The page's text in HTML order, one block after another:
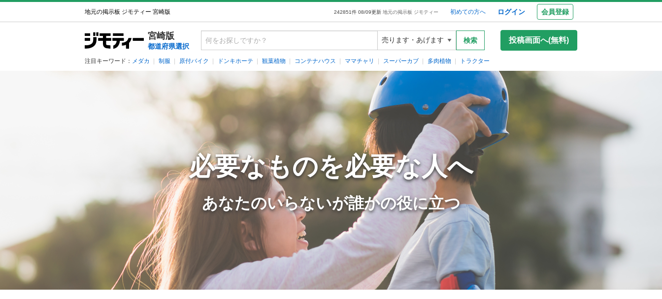
地元の掲示板 ジモティー 宮崎版 242851件 08/09更新 地元の掲示板 ジモティー 初めての方へ ログイン 会員登録
宮崎版
都道府県選択
検索 投稿画面へ(無料)
注目キーワード： メダカ 制服 原付バイク ドンキホーテ 観葉植物 コンテナハウス ママチャリ スーパーカブ 多肉植物 トラクター
必要なものを必要な人へ
あなたのいらないが誰かの役に立つ